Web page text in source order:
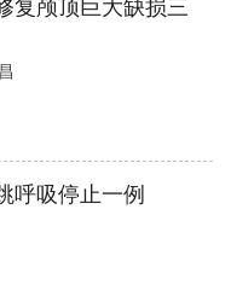
复颅顶巨大缺损三
呼吸停止一例